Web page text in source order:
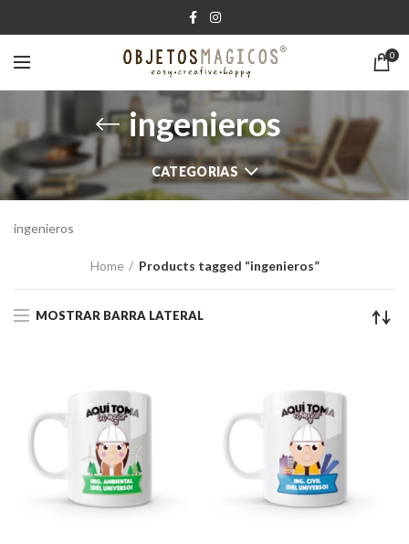
0
ingenieros
CATEGORIAS
ingenieros
Home Products tagged “ingenieros”
MOSTRAR BARRA LATERAL